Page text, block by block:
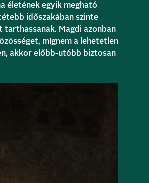
életének egyik megható
időszakában szinte
tarthassanak. Magdi azonban
mígnem a lehetetlen
akkor előbb-utóbb biztosan